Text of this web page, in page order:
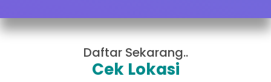
Daftar Sekarang..
Cek Lokasi